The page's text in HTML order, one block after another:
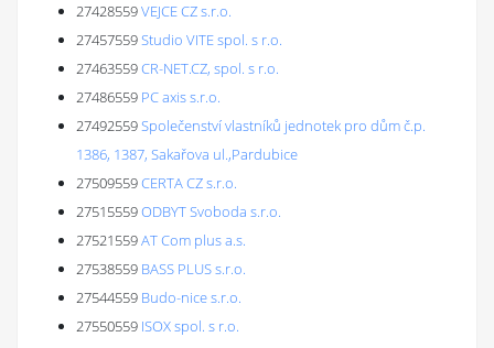
27428559VEJCE CZ s.r.o.
27457559Studio VITE spol. s r.o.
27463559CR-NET.CZ, spol. s r.o.
27486559 PC axis s.r.o.
27492559Společenství vlastníků jednotek pro dům č.p.
1386, 1387, Sakařova ul.,Pardubice
27509559CERTA CZ s.r.o.
27515559ODBYT Svoboda s.r.o.
27521559AT Com plus a.s.
27538559 BASS PLUS s.r.o.
27544559 Budo-nice s.r.o.
27550559 ISOX spol. s r.o.